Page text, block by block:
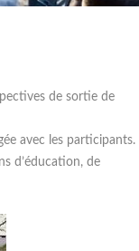
de sortie de
avec les participants.
d’éducation, de